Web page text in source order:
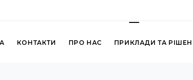
КОНТАКТИ ПРО НАС ПРИКЛАДИ ТА